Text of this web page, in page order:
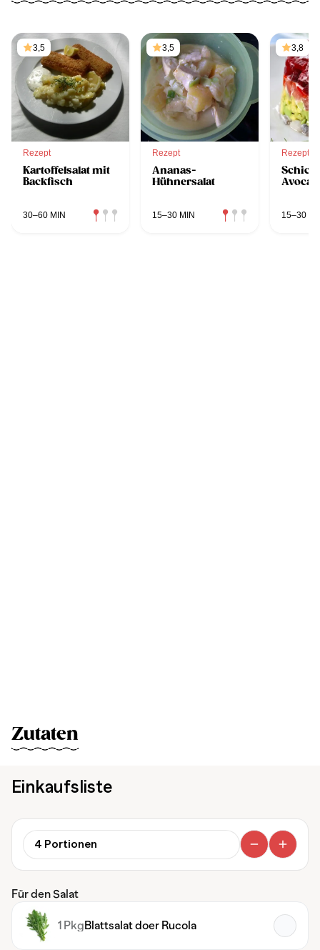
3,5
Rezept
Kartoffelsalat mit
Backfisch
30–60 MIN
3,5
Rezept
Ananas-
Hühnersalat
15–30 MIN
3,8
Rezept
15–30
Zutaten